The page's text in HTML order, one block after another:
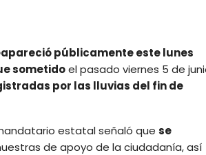
públicamente este lunes
sometidoel pasado viernes 5 de
por las lluvias del fin de
estatal señaló que se
de apoyo de la ciudadanía, así